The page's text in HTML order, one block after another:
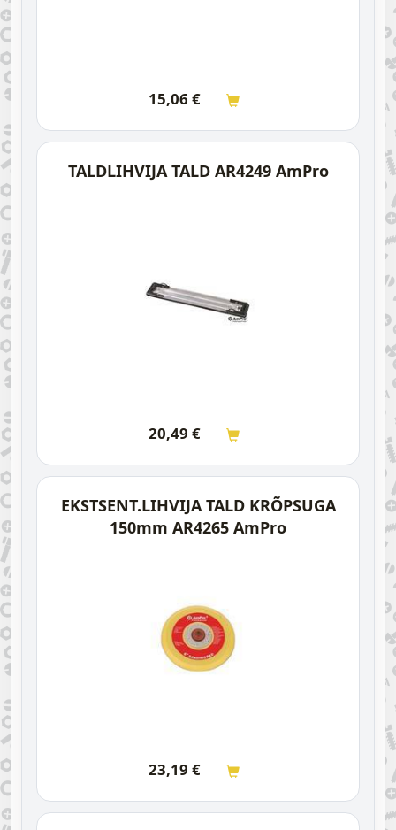
15,06 €
TALDLIHVIJA TALD AR4249 AmPro
20,49 €
EKSTSENT.LIHVIJA TALD KRÕPSUGA
150mm AR4265 AmPro
23,19 €